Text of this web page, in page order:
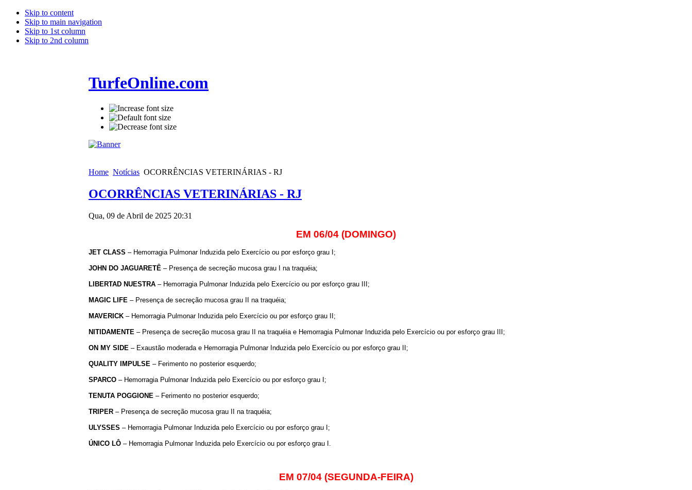
Skip to content
Skip to main navigation
Skip to 1st column
Skip to 2nd column
TurfeOnline.com
Home Notícias OCORRÊNCIAS VETERINÁRIAS - RJ
OCORRÊNCIAS VETERINÁRIAS - RJ
Qua, 09 de Abril de 2025 20:31
EM 06/04 (DOMINGO)
JET CLASS – Hemorragia Pulmonar Induzida pelo Exercício ou por esforço grau I;
JOHN DO JAGUARETÊ – Presença de secreção mucosa grau I na traquéia;
LIBERTAD NUESTRA – Hemorragia Pulmonar Induzida pelo Exercício ou por esforço grau III;
MAGIC LIFE – Presença de secreção mucosa grau II na traquéia;
MAVERICK – Hemorragia Pulmonar Induzida pelo Exercício ou por esforço grau II;
NITIDAMENTE – Presença de secreção mucosa grau II na traquéia e Hemorragia Pulmonar Induzida pelo Exercício ou por esforço grau III;
ON MY SIDE – Exaustão moderada e Hemorragia Pulmonar Induzida pelo Exercício ou por esforço grau II;
QUALITY IMPULSE – Ferimento no posterior esquerdo;
SPARCO – Hemorragia Pulmonar Induzida pelo Exercício ou por esforço grau I;
TENUTA POGGIONE – Ferimento no posterior esquerdo;
TRIPER – Presença de secreção mucosa grau II na traquéia;
ULYSSES – Hemorragia Pulmonar Induzida pelo Exercício ou por esforço grau I;
ÚNICO LÔ – Hemorragia Pulmonar Induzida pelo Exercício ou por esforço grau I.
EM 07/04 (SEGUNDA-FEIRA)